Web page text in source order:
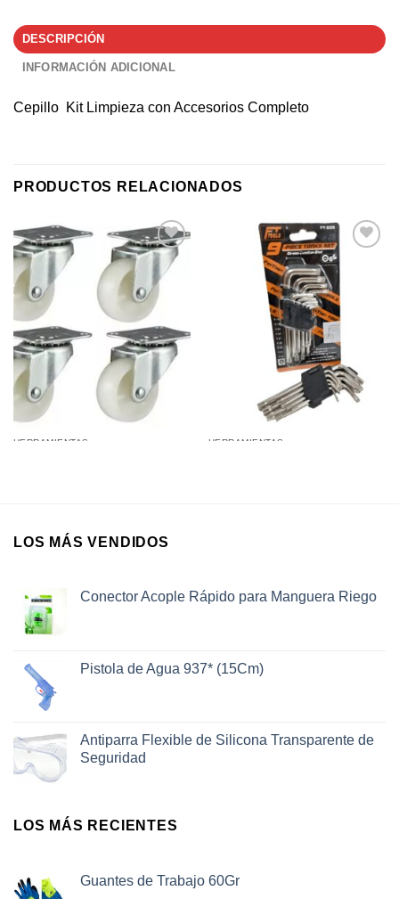
DESCRIPCIÓN
INFORMACIÓN ADICIONAL
Cepillo Kit Limpieza con Accesorios Completo
PRODUCTOS RELACIONADOS
Añadir a
favoritos
HERRAMIENTAS
Añadir a
favoritos
HERRAMIENTAS
LOS MÁS VENDIDOS
Conector Acople Rápido para Manguera Riego
Pistola de Agua 937* (15Cm)
Antiparra Flexible de Silicona Transparente de
Seguridad
LOS MÁS RECIENTES
Guantes de Trabajo 60Gr